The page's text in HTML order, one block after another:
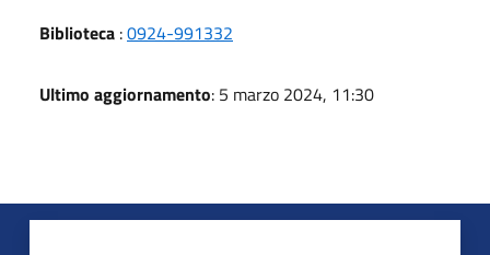
Biblioteca :0924-991332
Ultimo aggiornamento: 5 marzo 2024, 11:30